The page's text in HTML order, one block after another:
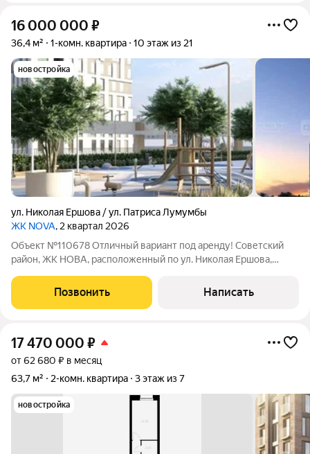
16 000 000 ₽
36,4 м² 1-комн. квартира 10 этаж из 21
новостройка
ул. Николая Ершова / ул. Патриса Лумумбы
ЖК NOVA, 2 квартал 2026
Объект №110678 Отличный вариант под аренду! Советский
район, ЖК НОВА, расположенный по ул. Николая Ершова,
комплексе: Это проект-сенсация, который станет новой точкой
притяжения на карте Казани.
Позвонить Написать
17 470 000 ₽
от 62 680 ₽ в месяц
63,7 м²
2-комн. квартира 3 этаж из 7
новостройка